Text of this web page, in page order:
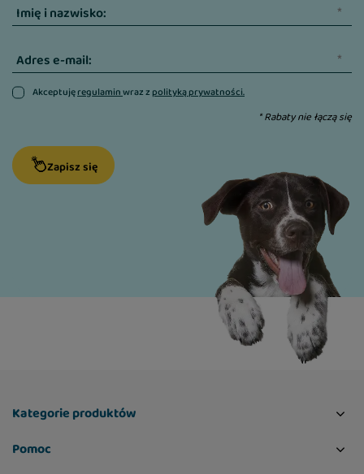
Imię i nazwisko:
Adres e-mail:
Akceptujęregulaminwraz zpolityką prywatności.
* Rabaty nie łączą się
Zapisz się
Kategorie produktów
Pomoc